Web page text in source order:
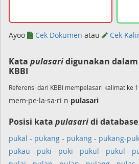
Ayoo Cek Dokumen atau Cek
Kata pulasaridigunakan
KBBI
Referensi dari KBBI mempelasari kalimat ke 1
mem·pe·la·sa·ri n pulasari
Posisi kata pulasaridi
pukal - pukang - pukang - pukang-
pukau - puki - puki - pukul - pukul -